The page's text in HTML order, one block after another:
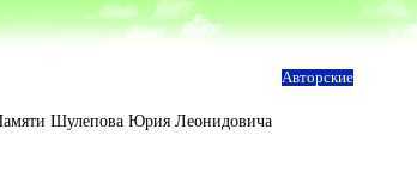
Авторские
Шулепова Юрия Леонидовича